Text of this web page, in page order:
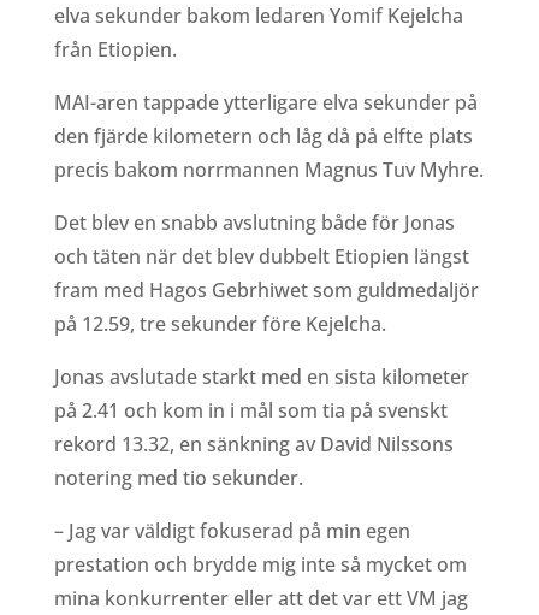
elva sekunder bakom ledaren Yomif Kejelcha
från Etiopien.
MAI-aren tappade ytterligare elva sekunder på
den fjärde kilometern och låg då på elfte plats
precis bakom norrmannen Magnus Tuv Myhre.
Det blev en snabb avslutning både för Jonas
och täten när det blev dubbelt Etiopien längst
fram med Hagos Gebrhiwet som guldmedaljör
på 12.59, tre sekunder före Kejelcha.
Jonas avslutade starkt med en sista kilometer
på 2.41 och kom in i mål som tia på svenskt
rekord 13.32, en sänkning av David Nilssons
notering med tio sekunder.
– Jag var väldigt fokuserad på min egen
prestation och brydde mig inte så mycket om
mina konkurrenter eller att det var ett VM jag